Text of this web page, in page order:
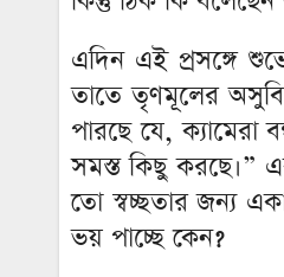
এদিন এই প্রসঙ্গে
তাতে তৃণমূলের
পারছে যে, ক্যামেরা
সমস্ত কিছু করছে।”
তো স্বচ্ছতার জন্য
ভয় পাচ্ছে কেন?